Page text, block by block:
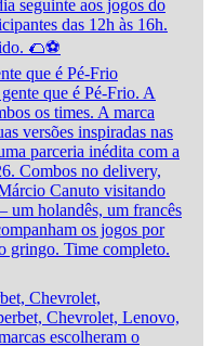
que é Pé-Frio
Chevrolet,